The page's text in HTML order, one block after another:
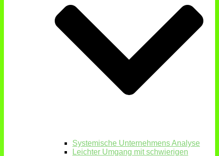
Systemische Unternehmens Analyse
Leichter Umgang mit schwierigen